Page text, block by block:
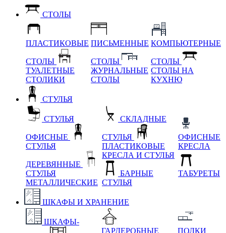
СТОЛЫ
ПЛАСТИКОВЫЕ
СТОЛЫ
ТУАЛЕТНЫЕ
СТОЛИКИ
ПИСЬМЕННЫЕ
СТОЛЫ
ЖУРНАЛЬНЫЕ
СТОЛЫ
КОМПЬЮТЕРНЫЕ
СТОЛЫ
СТОЛЫ НА
КУХНЮ
СТУЛЬЯ
СТУЛЬЯ
ОФИСНЫЕ
СТУЛЬЯ
ДЕРЕВЯННЫЕ
СТУЛЬЯ
МЕТАЛЛИЧЕСКИЕ
СКЛАДНЫЕ
СТУЛЬЯ
ПЛАСТИКОВЫЕ
КРЕСЛА И СТУЛЬЯ
БАРНЫЕ
СТУЛЬЯ
ОФИСНЫЕ
КРЕСЛА
ТАБУРЕТЫ
ШКАФЫ И ХРАНЕНИЕ
ШКАФЫ-
ГАРДЕРОБНЫЕ
ПОЛКИ